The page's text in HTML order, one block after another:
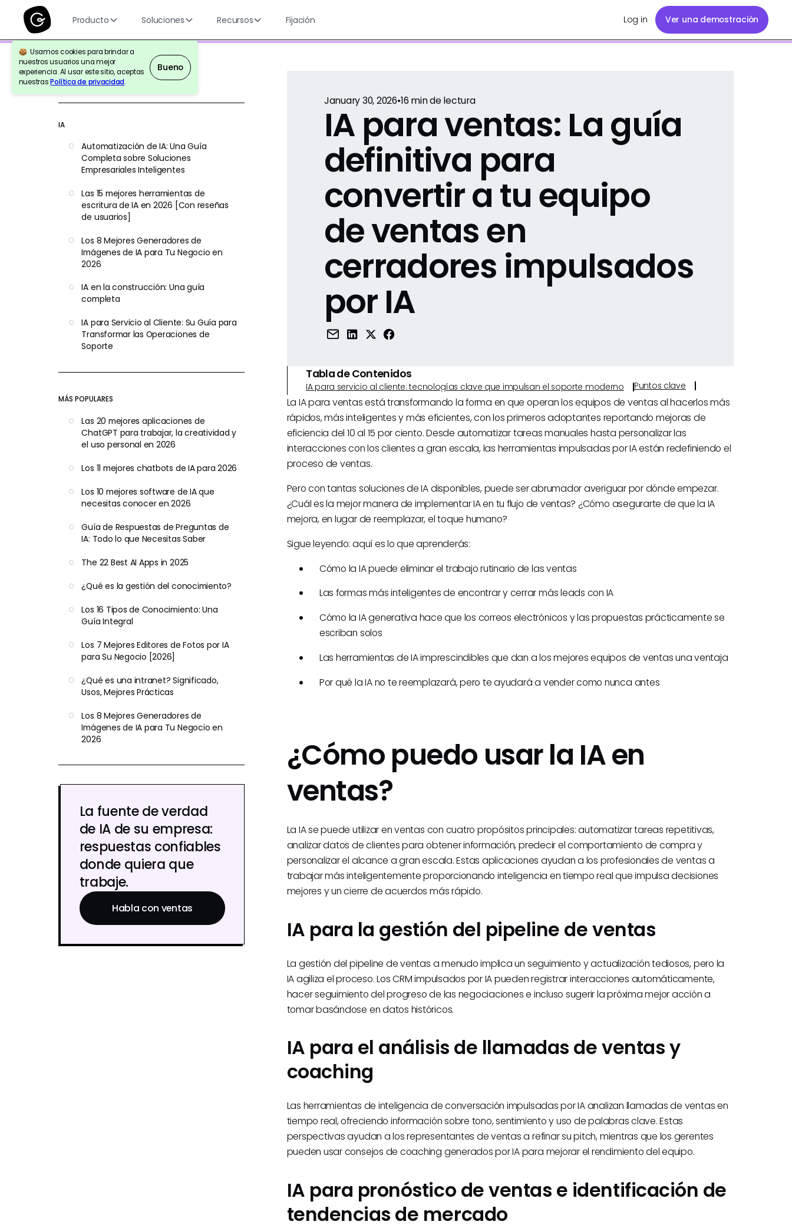
Producto Soluciones Recursos Fijación Log in Ver una demostración
Usamos cookies para brindar a
nuestros usuarios una mejor
experiencia. Al usar este sitio, aceptas
nuestrasPolítica de privacidad.
Bueno
Volver a la Referencia
IA
Automatización de IA: Una Guía
Completa sobre Soluciones
Empresariales Inteligentes
Las 15 mejores herramientas de
escritura de IA en 2026 [Con reseñas
de usuarios]
Los 8 Mejores Generadores de
Imágenes de IA para Tu Negocio en
2026
IA en la construcción: Una guía
completa
IA para Servicio al Cliente: Su Guía para
Transformar las Operaciones de
Soporte
MÁS POPULARES
Las 20 mejores aplicaciones de
ChatGPT para trabajar, la creatividad y
el uso personal en 2026
Los 11 mejores chatbots de IA para 2026
Los 10 mejores software de IA que
necesitas conocer en 2026
Guía de Respuestas de Preguntas de
IA: Todo lo que Necesitas Saber
The 22 Best AI Apps in 2025
¿Qué es la gestión del conocimiento?
Los 16 Tipos de Conocimiento: Una
Guía Integral
Los 7 Mejores Editores de Fotos por IA
para Su Negocio [2026]
¿Qué es una intranet? Significado,
Usos, Mejores Prácticas
Los 8 Mejores Generadores de
Imágenes de IA para Tu Negocio en
2026
La fuente de verdad
de IA de su empresa:
respuestas confiables
donde quiera que
trabaje.
Habla con ventas
January 30, 2026•16 min de lectura
IA para ventas: La guía
definitiva para
convertir a tu equipo
de ventas en
cerradores impulsados
por IA
Tabla de Contenidos
IA para servicio al cliente: tecnologías clave que impulsan el soporte moderno Puntos clave
La IA para ventas está transformando la forma en que operan los equipos de ventas al hacerlos más
rápidos, más inteligentes y más eficientes, con los primeros adoptantes reportando mejoras de
eficiencia del 10 al 15 por ciento. Desde automatizar tareas manuales hasta personalizar las
interacciones con los clientes a gran escala, las herramientas impulsadas por IA están redefiniendo el
proceso de ventas.
Pero con tantas soluciones de IA disponibles, puede ser abrumador averiguar por dónde empezar.
¿Cuál es la mejor manera de implementar IA en tu flujo de ventas? ¿Cómo asegurarte de que la IA
mejora, en lugar de reemplazar, el toque humano?
Sigue leyendo: aquí es lo que aprenderás:
Cómo la IA puede eliminar el trabajo rutinario de las ventas
Las formas más inteligentes de encontrar y cerrar más leads con IA
Cómo la IA generativa hace que los correos electrónicos y las propuestas prácticamente se
escriban solos
Las herramientas de IA imprescindibles que dan a los mejores equipos de ventas una ventaja
Por qué la IA no te reemplazará, pero te ayudará a vender como nunca antes
¿Cómo puedo usar la IA en
ventas?
La IA se puede utilizar en ventas con cuatro propósitos principales: automatizar tareas repetitivas,
analizar datos de clientes para obtener información, predecir el comportamiento de compra y
personalizar el alcance a gran escala. Estas aplicaciones ayudan a los profesionales de ventas a
trabajar más inteligentemente proporcionando inteligencia en tiempo real que impulsa decisiones
mejores y un cierre de acuerdos más rápido.
IA para la gestión del pipeline de ventas
La gestión del pipeline de ventas a menudo implica un seguimiento y actualización tediosos, pero la
IA agiliza el proceso. Los CRM impulsados por IA pueden registrar interacciones automáticamente,
hacer seguimiento del progreso de las negociaciones e incluso sugerir la próxima mejor acción a
tomar basándose en datos históricos.
IA para el análisis de llamadas de ventas y
coaching
Las herramientas de inteligencia de conversación impulsadas por IA analizan llamadas de ventas en
tiempo real, ofreciendo información sobre tono, sentimiento y uso de palabras clave. Estas
perspectivas ayudan a los representantes de ventas a refinar su pitch, mientras que los gerentes
pueden usar consejos de coaching generados por IA para mejorar el rendimiento del equipo.
IA para pronóstico de ventas e identificación de
tendencias de mercado